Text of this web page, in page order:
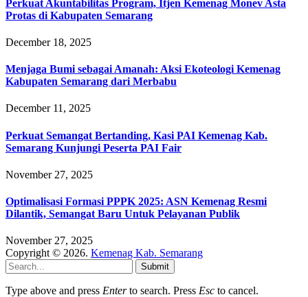
Perkuat Akuntabilitas Program, Itjen Kemenag Monev Asta
Protas di Kabupaten Semarang
December 18, 2025
Menjaga Bumi sebagai Amanah: Aksi Ekoteologi Kemenag
Kabupaten Semarang dari Merbabu
December 11, 2025
Perkuat Semangat Bertanding, Kasi PAI Kemenag Kab.
Semarang Kunjungi Peserta PAI Fair
November 27, 2025
Optimalisasi Formasi PPPK 2025: ASN Kemenag Resmi
Dilantik, Semangat Baru Untuk Pelayanan Publik
November 27, 2025
Copyright © 2026. Kemenag Kab. Semarang
Submit
Type above and press Enterto search. Press Esc to cancel.